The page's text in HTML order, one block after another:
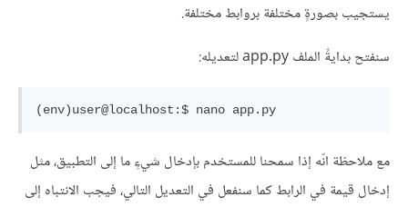
يستجيب بصورةٍ مختلفة بروابط مختلفة.
سنفتح بدايةً الملف app.py لتعديله:
مع ملاحظة انّه إذا سمحنا للمستخدم بإدخال شيءٍ ما إلى التطبيق، مثل
إدخال قيمة في الرابط كما سنفعل في التعديل التالي، فيجب الانتباه إلى